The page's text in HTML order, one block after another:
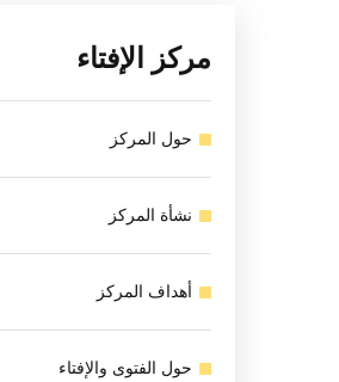
مركز الإفتاء
حول المركز
نشأة المركز
أهداف المركز
حول الفتوى والإفتاء